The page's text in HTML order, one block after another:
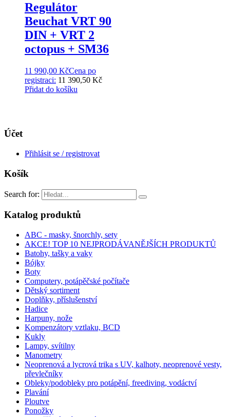
Regulátor
Beuchat VRT 90
DIN + VRT 2
octopus + SM36
11 990,00 KčCena po
registraci: 11 390,50 Kč
Přidat do košíku
Účet
Přihlásit se / registrovat
Košík
Search for:
Katalog produktů
ABC - masky, šnorchly, sety
AKCE! TOP 10 NEJPRODÁVANĚJŠÍCH PRODUKTŮ
Batohy, tašky a vaky
Bójky
Boty
Computery, potápěčské počítače
Dětský sortiment
Doplňky, příslušenství
Hadice
Harpuny, nože
Kompenzátory vztlaku, BCD
Kukly
Lampy, svítilny
Manometry
Neoprenová a lycrová trika s UV, kalhoty, neoprenové vesty,
převlečníky
Obleky/podobleky pro potápění, freediving, vodáctví
Plavání
Ploutve
Ponožky